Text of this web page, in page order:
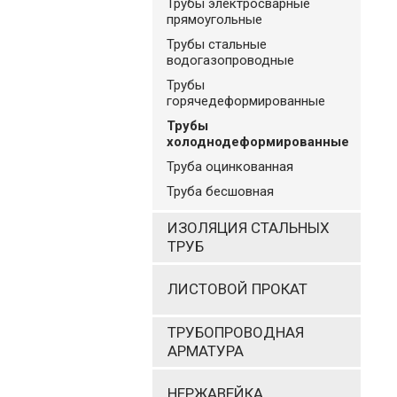
Трубы электросварные
прямоугольные
Трубы стальные
водогазопроводные
Трубы
горячедеформированные
Трубы
холоднодеформированные
Труба оцинкованная
Труба бесшовная
ИЗОЛЯЦИЯ СТАЛЬНЫХ
ТРУБ
ЛИСТОВОЙ ПРОКАТ
ТРУБОПРОВОДНАЯ
АРМАТУРА
НЕРЖАВЕЙКА